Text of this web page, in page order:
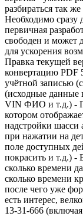
разбираться так
Необходимо сразу
первичная
свободен и может
для ускорения
Правка текущей
конвертацию PDF
учётной записью
(исходные данные
VIN ФИО и т.д.) -
котором
надстройки шасси
при нажатии на
поле доступных
покрасить и т.д.)
сколько времени
сколько времени
после чего уже
есть интерес,
13-31-666